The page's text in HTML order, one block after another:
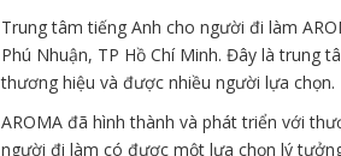
Trung tâm tiếng Anh cho người đi làm
Phú Nhuận, TP Hồ Chí Minh. Đây là trung
thương hiệu và được nhiều người lựa chọn.
AROMA đã hình thành và phát triển với
người đi làm có được một lựa chọn lý